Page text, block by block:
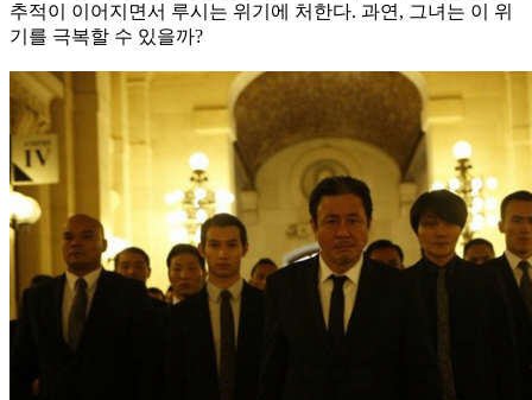
추적이 이어지면서 루시는 위기에 처한다. 과연, 그녀는 이 위
기를 극복할 수 있을까?